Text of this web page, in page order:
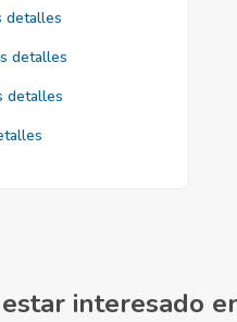
detalles
detalles
detalles
interesado